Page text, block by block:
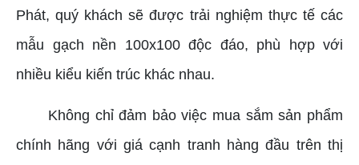
Phát, quý khách sẽ được trải nghiệm thực tế các
mẫu gạch nền 100x100 độc đáo, phù hợp với
nhiều kiểu kiến trúc khác nhau.
Không chỉ đảm bảo việc mua sắm sản phẩm
chính hãng với giá cạnh tranh hàng đầu trên thị